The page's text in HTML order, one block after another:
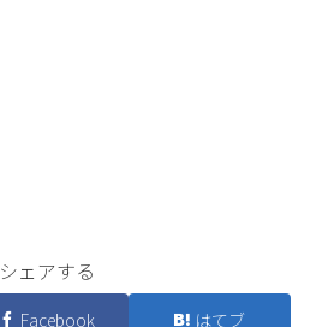
シェアする
Facebook はてブ